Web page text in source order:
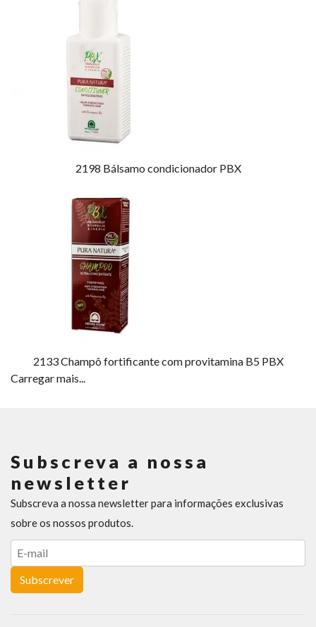
2198 Bálsamo condicionador PBX
2133Champô fortificante com provitamina B5 PBX
Carregar mais...
Subscreva a nossa
newsletter
Subscreva a nossa newsletter para informações exclusivas
sobre os nossos produtos.
Subscrever